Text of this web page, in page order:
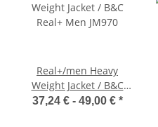
Real+/men Heavy
Weight Jacket / B&C
Real+ Men JM970
37,24 € - 49,00 € *